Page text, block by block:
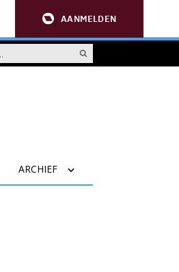
AANMELDEN
ARCHIEF